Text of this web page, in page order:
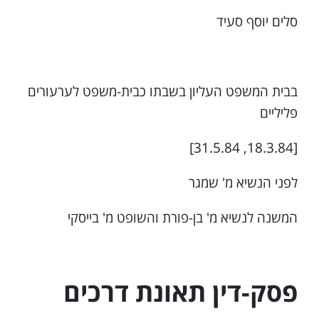
סלים יוסף סעיד
בבית המשפט העליון בשבתו כבית-משפט לערעורים
פליליים
[18.3.84, 31.5.84]
לפני הנשיא מ' שמגר
המשנה לנשיא מ' בן-פורת והשופט מ' בייסקי
פסק-דין תאונת דרכים